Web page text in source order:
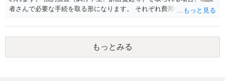
者さんで必要な手続を取る形になります。 それぞれ費用や労力、時間
ば回収できないリスクがあることに留意ください。 一般民事となりま
すので、お住まいの地域の市役所での法律相談会の利用や、（資力要
件がありますが）法テラスでの相談を検討ください。
もっとみる